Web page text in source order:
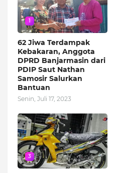
1
62 Jiwa Terdampak
Kebakaran, Anggota
DPRD Banjarmasin dari
PDIP Saut Nathan
Samosir Salurkan
Bantuan
Senin, Juli 17, 2023
3